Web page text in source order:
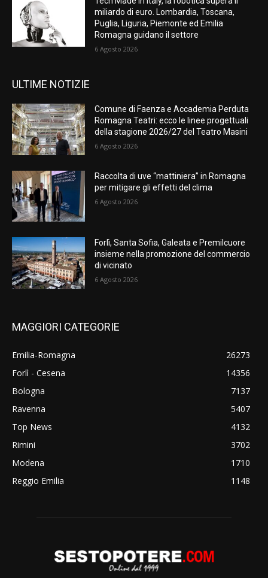
miliardo di euro. Lombardia, Toscana,
Puglia, Liguria, Piemonte ed Emilia
Romagna guidano il settore
6 Agosto 2026
ULTIME NOTIZIE
Comune di Faenza e Accademia Perduta
Romagna Teatri: ecco le linee progettuali
della stagione 2026/27 del Teatro Masini
6 Agosto 2026
Raccolta di uve “mattiniera” in Romagna
per mitigare gli effetti del clima
6 Agosto 2026
Forlì, Santa Sofia, Galeata e Premilcuore
insieme nella promozione del commercio
di vicinato
6 Agosto 2026
MAGGIORI CATEGORIE
Emilia-Romagna
26273
Forlì - Cesena
14356
Bologna
7137
Ravenna
5407
Top News
4132
Rimini
3702
Modena
1710
Reggio Emilia
1148